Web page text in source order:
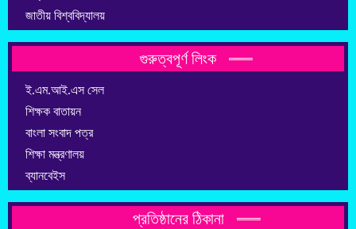
জাতীয় বিশ্ববিদ্যালয়
গুরুত্বপূর্ণ লিংক
ই.এম.আই.এস সেল
শিক্ষক বাতায়ন
বাংলা সংবাদ পত্র
শিক্ষা মন্ত্রণালয়
ব্যানবেইস
প্রতিষ্ঠানের ঠিকানা